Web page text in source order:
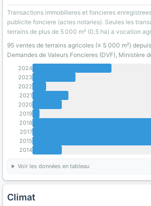
Transactions immobilieres et foncieres
publicite fonciere (actes notaries). Seules les
terrains de plus de 5 000 m² (0,5 ha) a vocation
95 ventes de terrains agricoles (≥ 5 000 m²)
Demandes de Valeurs Foncieres (DVF), Ministère
2024
2023
2022
2021
2020
2019
2018
2017
2015
2014
Voir les données en tableau
Climat